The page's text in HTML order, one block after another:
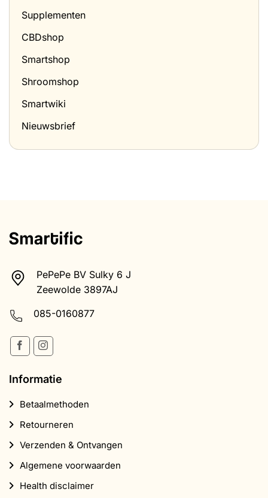
Supplementen
CBDshop
Smartshop
Shroomshop
Smartwiki
Nieuwsbrief
PePePe BV Sulky 6 J
Zeewolde 3897AJ
085-0160877
Informatie
Betaalmethoden
Retourneren
Verzenden & Ontvangen
Algemene voorwaarden
Health disclaimer